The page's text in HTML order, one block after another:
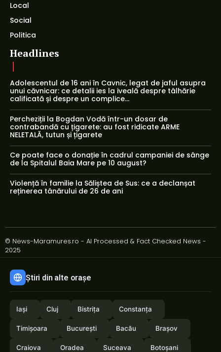
Local
Social
Politica
Headlines
Adolescentul de 16 ani în Cavnic, legat de jaful asupra
unui căvnicar: ce detalii ies la iveală despre tâlhărie
calificată și despre un complice...
Percheziții la Bogdan Vodă într-un dosar de
contrabandă cu țigarete: au fost ridicate ARME
NELETALĂ, tutun și țigarete
Ce poate face o donație în cadrul campaniei de sânge
de la Spitalul Baia Mare pe 10 august?
Violență în familie la Săliștea de Sus: ce a declanșat
reținerea tânărului de 26 de ani
© News-Maramures.ro - AI Processed & Fact Checked News -
2025
Știri din alte orașe
Iași Cluj Bistrița Constanța
Timișoara București Bacău Brașov
Craiova Oradea Suceava Botoșani